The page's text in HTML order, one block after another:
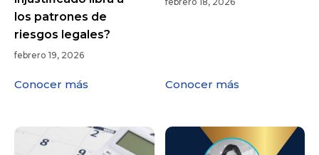
los patrones de
riesgos legales?
febrero 19, 2026
Conocer más Conocer más